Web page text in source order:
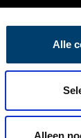
Alle
Alleen